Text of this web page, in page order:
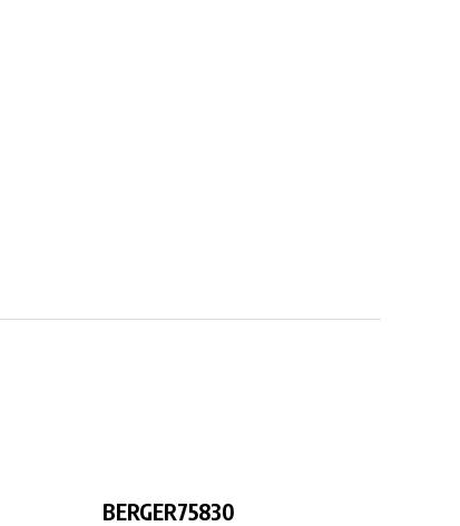
BERGER75830